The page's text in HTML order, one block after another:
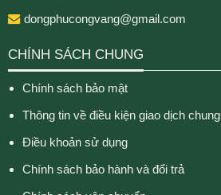
dongphucongvang@gmail.com
CHÍNH SÁCH CHUNG
Chính sách bảo mật
Thông tin về điều kiện giao dịch chung
Điều khoản sử dụng
Chính sách bảo hành và đổi trả